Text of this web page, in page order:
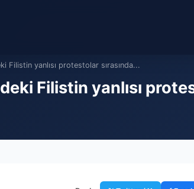
Filistin yanlısı protestolar sırasında...
Filistin yanlısı